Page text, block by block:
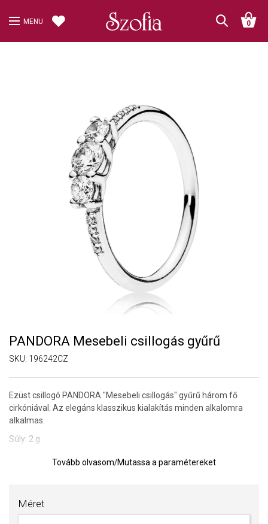
MENU 0
PANDORA Mesebeli csillogás gyűrű
SKU: 196242CZ
Ezüst csillogó PANDORA "Mesebeli csillogás" gyűrű három fő
cirkóniával. Az elegáns klasszikus kialakítás minden alkalomra
alkalmas.
Súly: 2 g
Gyűrűméret meghatározására szolgáló segédeszköz
Biztos lehet benne, hogy eredeti ékszert vásárol, komplett márkás
csomagolásban.
Tovább olvasom/Mutassa a paramétereket
Méret